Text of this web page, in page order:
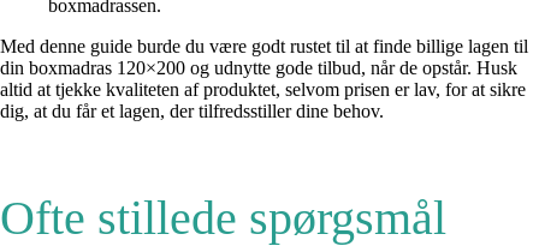
boxmadrassen.
Med denne guide burde du være godt rustet til at finde billige lagen til
din boxmadras 120×200 og udnytte gode tilbud, når de opstår. Husk
altid at tjekke kvaliteten af produktet, selvom prisen er lav, for at sikre
dig, at du får et lagen, der tilfredsstiller dine behov.
Ofte stillede spørgsmål